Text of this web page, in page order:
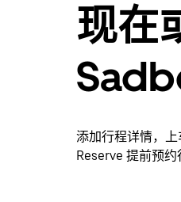
现在
添加行程详情，
Reserve 提前预约